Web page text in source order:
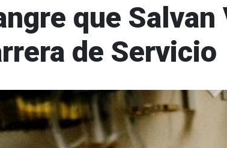
que
de Servicio